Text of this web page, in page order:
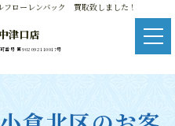
ローレンバック 買取致しました！
津口店
番号 第902092110017号